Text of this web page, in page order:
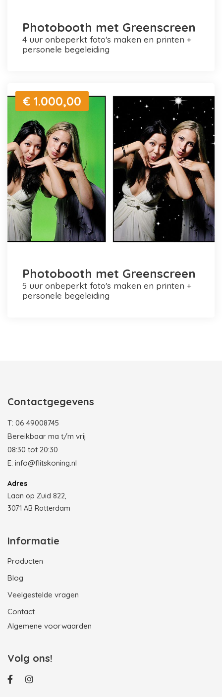
Photobooth met Greenscreen
4 uur onbeperkt foto's maken en printen +
personele begeleiding
€ 1.000,00
Photobooth met Greenscreen
5 uur onbeperkt foto's maken en printen +
personele begeleiding
Contactgegevens
T: 06 49008745
Bereikbaar ma t/m vrij
08:30 tot 20:30
E: info@flitskoning.nl
Adres
Laan op Zuid 822,
3071 AB Rotterdam
Informatie
Producten
Blog
Veelgestelde vragen
Contact
Algemene voorwaarden
Volg ons!